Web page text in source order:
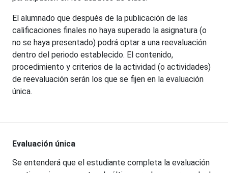
El alumnado que después de la publicación de las
calificaciones finales no haya superado la asignatura (o
no se haya presentado) podrá optar a una reevaluación
dentro del periodo establecido. El contenido,
procedimiento y criterios de la actividad (o actividades)
de reevaluación serán los que se fijen en la evaluación
única.
Evaluación única
Se entenderá que el estudiante completa la evaluación